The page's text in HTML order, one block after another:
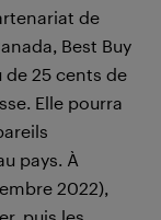
de
Best Buy
de 25 cents de
Elle pourra
pays. À
2022),